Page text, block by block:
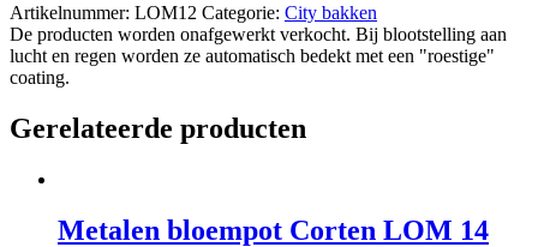
Artikelnummer: LOM12 Categorie: City bakken
De producten worden onafgewerkt verkocht. Bij blootstelling aan
lucht en regen worden ze automatisch bedekt met een "roestige"
coating.
Gerelateerde producten
Metalen bloempot Corten LOM 14